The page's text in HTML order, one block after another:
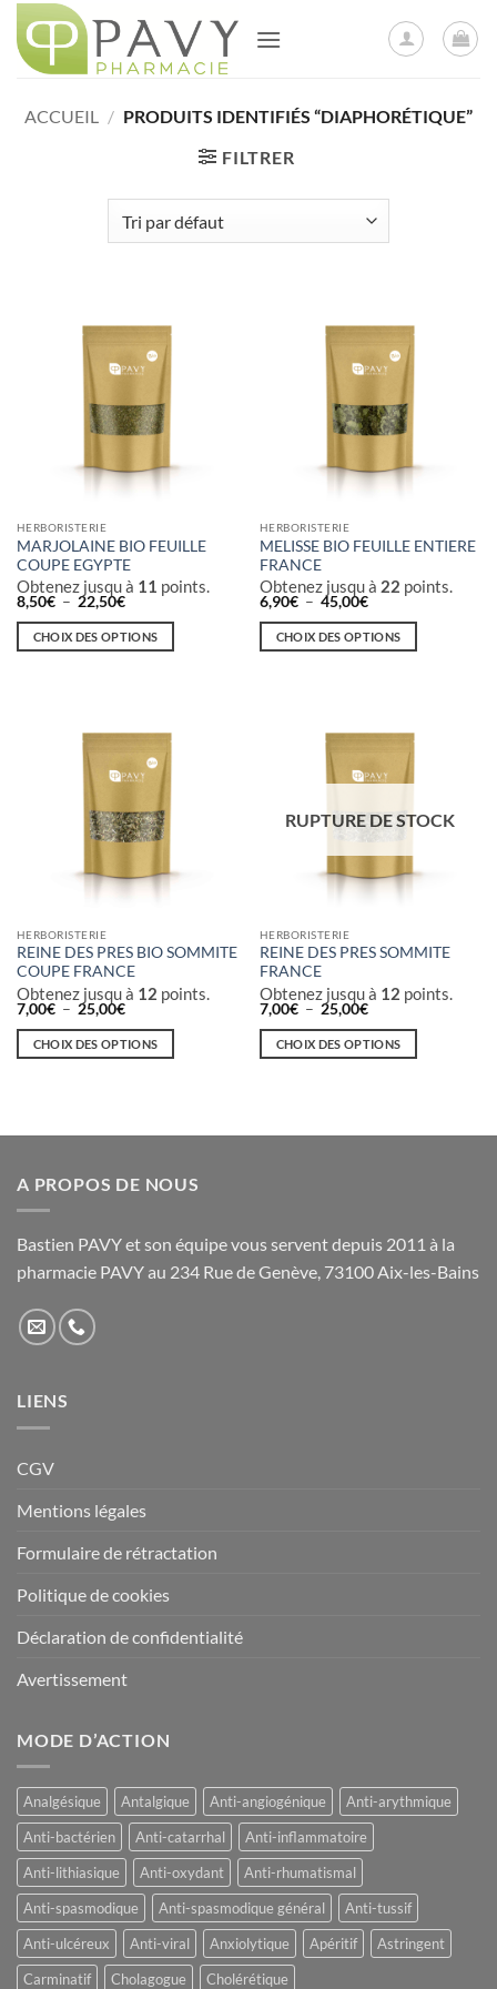
au
contenu
ACCUEIL / PRODUITS IDENTIFIÉS “DIAPHORÉTIQUE”
FILTRER
HERBORISTERIE
MARJOLAINE BIO FEUILLE
COUPE EGYPTE
Obtenez jusqu à 11 points.
8,50€ – 22,50€Plage
prix :
8,50€
CHOIX DES OPTIONS
variations.
page
du
produit
HERBORISTERIE
MELISSE BIO FEUILLE ENTIERE
FRANCE
Obtenez jusqu à 22 points.
6,90€ – 45,00€Plage
prix :
6,90€
CHOIX DES OPTIONS
variations.
peuvent
page
du
produit
HERBORISTERIE
REINE DES PRES BIO SOMMITE
COUPE FRANCE
Obtenez jusqu à 12 points.
7,00€ – 25,00€Plage
prix :
7,00€
CHOIX DES OPTIONS
plusieurs
Les
options
être
choisies
la
page
produit
RUPTURE DE STOCK
HERBORISTERIE
REINE DES PRES SOMMITE
FRANCE
Obtenez jusqu à 12 points.
7,00€ – 25,00€Plage
prix :
7,00€
CHOIX DES OPTIONS
plusieurs
être
choisies
A PROPOS DE NOUS
Bastien PAVY et son équipe vous servent depuis 2011 à la
pharmacie PAVY au 234 Rue de Genève, 73100 Aix-les-Bains
LIENS
CGV
Mentions légales
Formulaire de rétractation
Politique de cookies
Déclaration de confidentialité
Avertissement
MODE D’ACTION
Analgésique Antalgique Anti-angiogénique
Anti-arythmique
Anti-bactérien
Anti-catarrhal
Anti-inflammatoire
Anti-lithiasique
Anti-oxydant
Anti-rhumatismal
Anti-spasmodique
Anti-spasmodique général
Anti-tussif
Anti-ulcéreux
Anti-viral Anxiolytique Apéritif
Astringent
Carminatif
Cholagogue
Cholérétique